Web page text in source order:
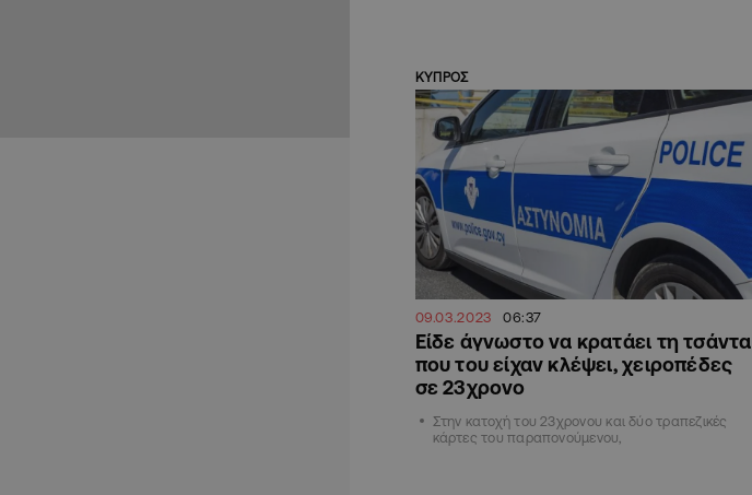
ΚΥΠΡΟΣ
09.03.2023 06:37
Είδε άγνωστο να κρατάει τη τσάντα
που του είχαν κλέψει, χειροπέδες
σε 23χρονο
Στην κατοχή του 23χρονου και δύο τραπεζικές
κάρτες του παραπονούμενου,